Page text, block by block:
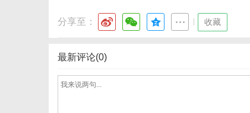
分享至： 收藏
最新评论(0)